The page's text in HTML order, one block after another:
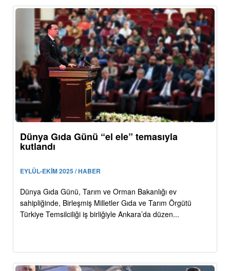
Dünya Gıda Günü “el ele” temasıyla
kutlandı
EYLÜL-EKİM 2025 / HABER
Dünya Gıda Günü, Tarım ve Orman Bakanlığı ev
sahipliğinde, Birleşmiş Milletler Gıda ve Tarım Örgütü
Türkiye Temsilciliği iş birliğiyle Ankara’da düzen...